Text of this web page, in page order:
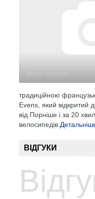
традиційною
Evens, який відкритий
від Порніше і за 20
велосипедів.
ВІДГУКИ